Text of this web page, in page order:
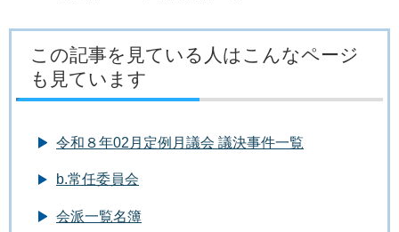
この記事を見ている人はこんなページ
も見ています
令和８年02月定例月議会 議決事件一覧
b.常任委員会
会派一覧名簿